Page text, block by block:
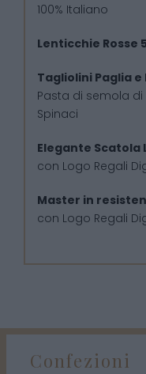
100% Italiano
Lenticchie Rosse
Tagliolini Paglia e
Pasta di semola
Spinaci
Elegante
con Logo Regali
Master in
con Logo Regali
Confezioni